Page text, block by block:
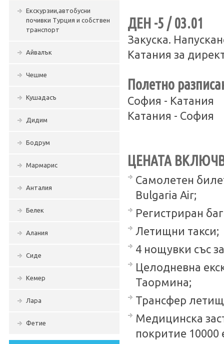
Екскурзии,автобусни
почивки Турция и собствен
транспорт
Айвалък
Чешме
Кушадасъ
Дидим
Бодрум
Мармарис
Анталия
Белек
Алания
Сиде
Кемер
Лара
Фетие
ДЕН -5 / 03.01
Закуска.
Катания за
Полетно
София - Катания
Катания - София
ЦЕНАТА
Самолетен
Bulgaria Air;
Регистриран
Летищни такси;
4 нощувки със
Целодневна
Таормина;
Трансфер
Медицинска
покритие 10000